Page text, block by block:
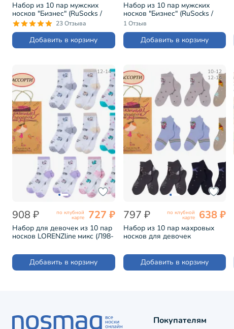
Набор из 10 пар мужских
носков "Бизнес" (RuSocks /
Орудьевский трикотаж)
черные (РуС-10)
23 Отзыва
Добавить в корзину
Набор из 10 пар мужских
носков "Бизнес" (RuSocks /
Орудьевский трикотаж) микс
4 (РуС-10)
1 Отзыв
Добавить в корзину
12-14
908 ₽ по клубной
карте 727 ₽
Набор для девочек из 10 пар
носков LORENZline микс (Л98-
Добавить в корзину
10-12
12-14
797 ₽ по клубной
карте 638 ₽
Набор из 10 пар махровых
носков для девочек
Добавить в корзину
Покупателям